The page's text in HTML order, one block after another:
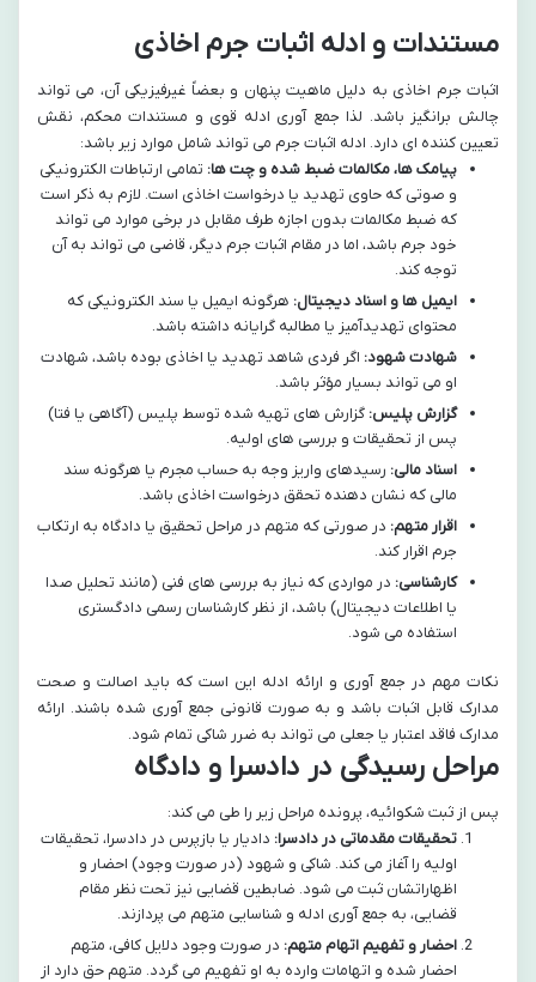
مستندات و ادله اثبات جرم اخاذی
اثبات جرم اخاذی به دلیل ماهیت پنهان و بعضاً غیرفیزیکی آن، می تواند
چالش برانگیز باشد. لذا جمع آوری ادله قوی و مستندات محکم، نقش
تعیین کننده ای دارد. ادله اثبات جرم می تواند شامل موارد زیر باشد:
پیامک ها، مکالمات ضبط شده و چت ها: تمامی ارتباطات الکترونیکی
و صوتی که حاوی تهدید یا درخواست اخاذی است. لازم به ذکر است
که ضبط مکالمات بدون اجازه طرف مقابل در برخی موارد می تواند
خود جرم باشد، اما در مقام اثبات جرم دیگر، قاضی می تواند به آن
توجه کند.
ایمیل ها و اسناد دیجیتال: هرگونه ایمیل یا سند الکترونیکی که
محتوای تهدیدآمیز یا مطالبه گرایانه داشته باشد.
شهادت شهود: اگر فردی شاهد تهدید یا اخاذی بوده باشد، شهادت
او می تواند بسیار مؤثر باشد.
گزارش پلیس: گزارش های تهیه شده توسط پلیس (آگاهی یا فتا)
پس از تحقیقات و بررسی های اولیه.
اسناد مالی: رسیدهای واریز وجه به حساب مجرم یا هرگونه سند
مالی که نشان دهنده تحقق درخواست اخاذی باشد.
اقرار متهم: در صورتی که متهم در مراحل تحقیق یا دادگاه به ارتکاب
جرم اقرار کند.
کارشناسی: در مواردی که نیاز به بررسی های فنی (مانند تحلیل صدا
یا اطلاعات دیجیتال) باشد، از نظر کارشناسان رسمی دادگستری
استفاده می شود.
نکات مهم در جمع آوری و ارائه ادله این است که باید اصالت و صحت
مدارک قابل اثبات باشد و به صورت قانونی جمع آوری شده باشند. ارائه
مدارک فاقد اعتبار یا جعلی می تواند به ضرر شاکی تمام شود.
مراحل رسیدگی در دادسرا و دادگاه
پس از ثبت شکوائیه، پرونده مراحل زیر را طی می کند:
تحقیقات مقدماتی در دادسرا: دادیار یا بازپرس در دادسرا، تحقیقات
اولیه را آغاز می کند. شاکی و شهود (در صورت وجود) احضار و
اظهاراتشان ثبت می شود. ضابطین قضایی نیز تحت نظر مقام
قضایی، به جمع آوری ادله و شناسایی متهم می پردازند.
احضار و تفهیم اتهام متهم: در صورت وجود دلایل کافی، متهم
احضار شده و اتهامات وارده به او تفهیم می گردد. متهم حق دارد از